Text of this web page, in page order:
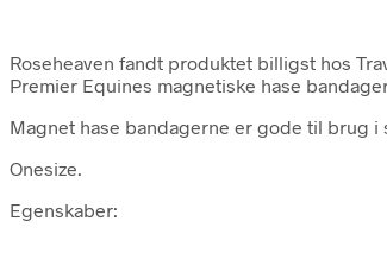
Roseheaven fandt produktet billigst hos
Premier Equines magnetiske hase
Magnet hase bandagerne er gode til brug
Onesize.
Egenskaber: